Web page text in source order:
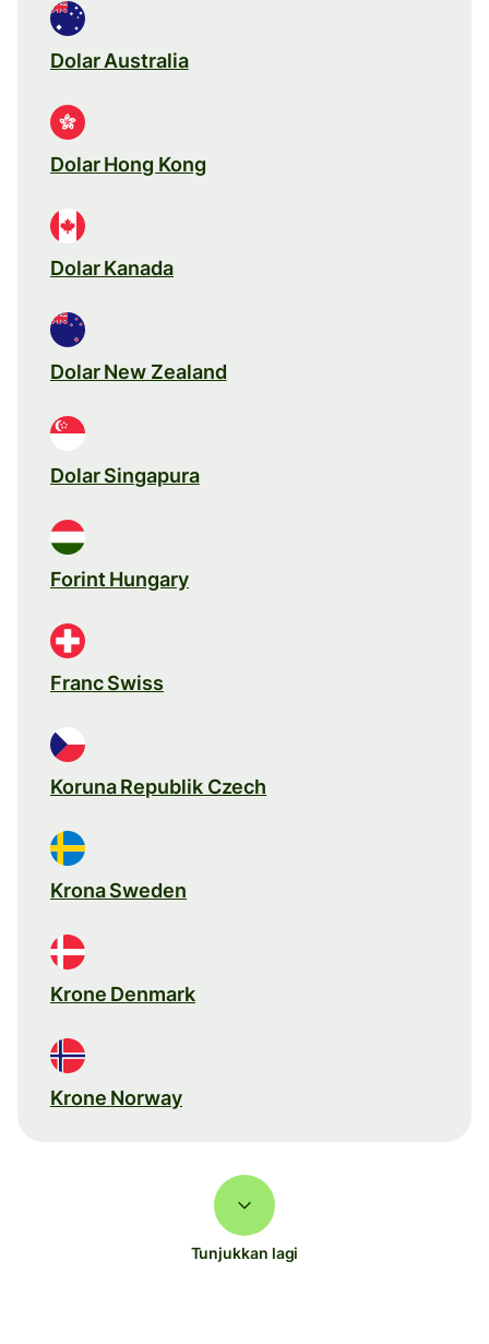
Dolar Australia
Dolar Hong Kong
Dolar Kanada
Dolar New Zealand
Dolar Singapura
Forint Hungary
Franc Swiss
Koruna Republik Czech
Krona Sweden
Krone Denmark
Krone Norway
Tunjukkan lagi